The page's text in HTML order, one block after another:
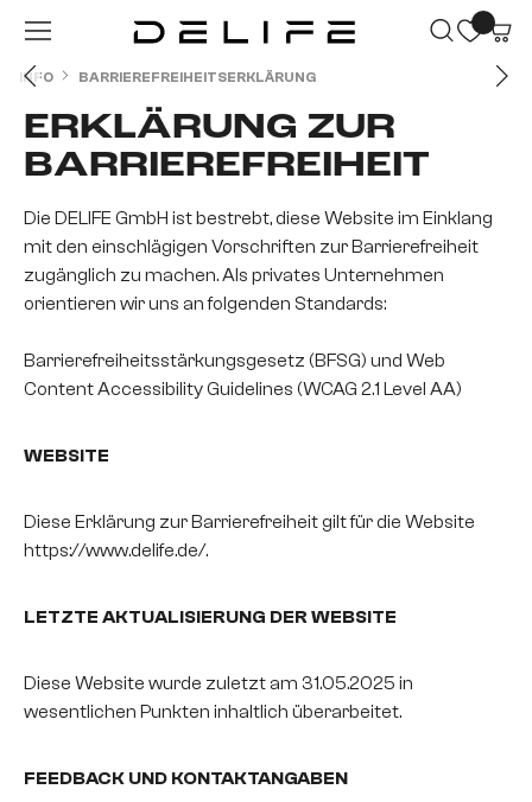
Zum Hauptinhalt springen
INFO BARRIEREFREIHEITSERKLÄRUNG
ERKLÄRUNG ZUR
BARRIEREFREIHEIT
Die DELIFE GmbH ist bestrebt, diese Website im Einklang
mit den einschlägigen Vorschriften zur Barrierefreiheit
zugänglich zu machen. Als privates Unternehmen
orientieren wir uns an folgenden Standards:
Barrierefreiheitsstärkungsgesetz (BFSG) und Web
Content Accessibility Guidelines (WCAG 2.1 Level AA)
WEBSITE
Diese Erklärung zur Barrierefreiheit gilt für die Website
https://www.delife.de/.
LETZTE AKTUALISIERUNG DER WEBSITE
Diese Website wurde zuletzt am 31.05.2025 in
wesentlichen Punkten inhaltlich überarbeitet.
FEEDBACK UND KONTAKTANGABEN